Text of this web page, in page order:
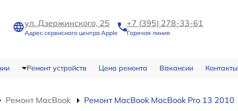
ул. Дзержинского, 25
Адрес сервисного центра Apple
+7 (395) 278-33-61
Горячая линия
Ремонт устройств Цена ремонта Вакансии Контакты
Ремонт MacBook Ремонт MacBook MacBook Pro 13 2010